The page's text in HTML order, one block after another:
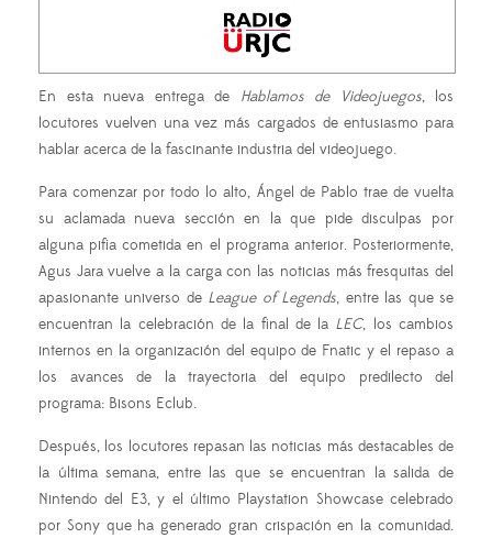
En esta nueva entrega de Hablamos de Videojuegos, los
locutores vuelven una vez más cargados de entusiasmo para
hablar acerca de la fascinante industria del videojuego.
Para comenzar por todo lo alto, Ángel de Pablo trae de vuelta
su aclamada nueva sección en la que pide disculpas por
alguna pifia cometida en el programa anterior. Posteriormente,
Agus Jara vuelve a la carga con las noticias más fresquitas del
apasionante universo de League of Legends, entre las que se
encuentran la celebración de la final de la LEC, los cambios
internos en la organización del equipo de Fnatic y el repaso a
los avances de la trayectoria del equipo predilecto del
programa: Bisons Eclub.
Después, los locutores repasan las noticias más destacables de
la última semana, entre las que se encuentran la salida de
Nintendo del E3, y el último Playstation Showcase celebrado
por Sony que ha generado gran crispación en la comunidad.